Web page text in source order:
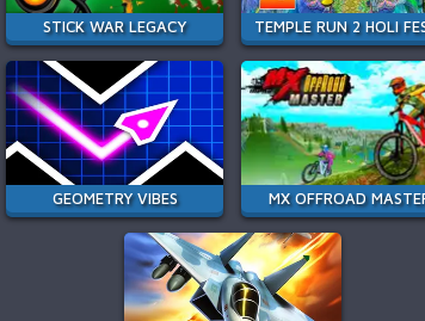
STICK WAR LEGACY
GEOMETRY VIBES MX OFFROAD